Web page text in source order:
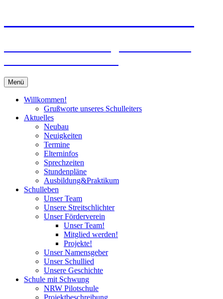
Menü
Willkommen!
Grußworte unseres Schulleiters
Aktuelles
Neubau
Neuigkeiten
Termine
Elterninfos
Sprechzeiten
Stundenpläne
Ausbildung&Praktikum
Schulleben
Unser Team
Unsere Streitschlichter
Unser Förderverein
Unser Team!
Mitglied werden!
Projekte!
Unser Namensgeber
Unser Schullied
Unsere Geschichte
Schule mit Schwung
NRW Pilotschule
Projektbeschreibung